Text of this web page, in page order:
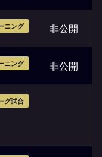
ニング 非公開
ニング 非公開
グ試合